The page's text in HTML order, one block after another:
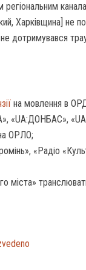
регіональним
Харківщина] не
дотримувався
на мовлення в
«UA:ДОНБАС»,
ОРЛО;
«Радіо
міста»